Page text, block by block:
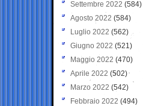
Settembre 2022 (584)
Agosto 2022 (584)
Luglio 2022 (562)
Giugno 2022 (521)
Maggio 2022 (470)
Aprile 2022 (502)
Marzo 2022 (542)
Febbraio 2022 (494)